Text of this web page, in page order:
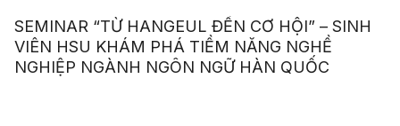
SEMINAR “TỪ HANGEUL ĐẾN CƠ HỘI” – SINH
VIÊN HSU KHÁM PHÁ TIỀM NĂNG NGHỀ
NGHIỆP NGÀNH NGÔN NGỮ HÀN QUỐC